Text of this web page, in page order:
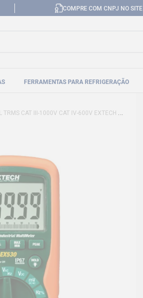
COMPRE COM CNPJ NO SITE
FERRAMENTAS PARA REFRIGERAÇÃO
CAT III-1000V CAT IV-600V EXTECH EX530